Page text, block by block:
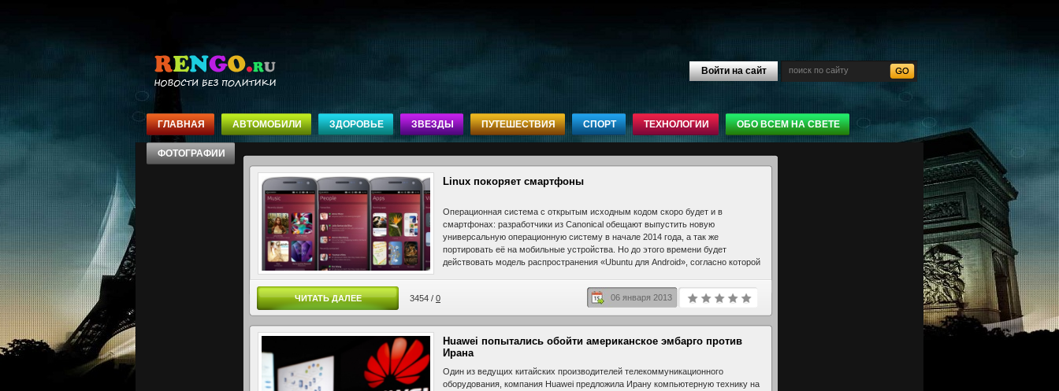
Войти на сайт
ГЛАВНАЯ АВТОМОБИЛИ ЗДОРОВЬЕ ЗВЕЗДЫ ПУТЕШЕСТВИЯ СПОРТ ТЕХНОЛОГИИ ОБО ВСЕМ НА СВЕТЕ
ФОТОГРАФИИ
Linux покоряет смартфоны
Операционная система с открытым исходным кодом скоро будет и в
смартфонах: разработчики из Canonical обещают выпустить новую
универсальную операционную систему в начале 2014 года, а так же
портировать её на мобильные устройства. Но до этого времени будет
действовать модель распространения «Ubuntu для Android», согласно которой
дополнения к Android, сообщает Wall Street Journal.
ЧИТАТЬ ДАЛЕЕ
3454 / 0 06 января 2013
Huawei попытались обойти американское эмбарго против
Ирана
Один из ведущих китайских производителей телекоммуникационного
оборудования, компания Huawei предложила Ирану компьютерную технику на